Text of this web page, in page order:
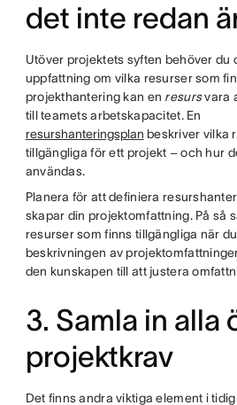
det inte redan
Utöver projektets syften behöver du
uppfattning om vilka resurser som
projekthantering kan en resursvara
till teamets arbetskapacitet. En
resurshanteringsplan beskriver vilka
tillgängliga för ett projekt – och hur
användas.
Planera för att definiera
skapar din projektomfattning. På så
resurser som finns tillgängliga när
beskrivningen av
den kunskapen till att justera
3. Samla in alla
projektkrav
Det finns andra viktiga element i